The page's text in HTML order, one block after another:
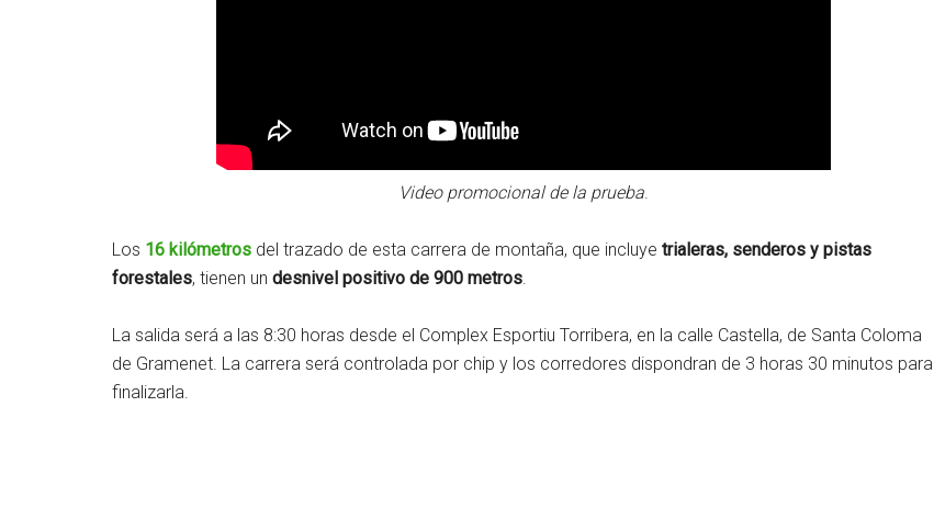
Video promocional de la prueba.
Los 16 kilómetros del trazado de esta carrera de montaña, que incluye trialeras, senderos y pistas
forestales, tienen un desnivel positivo de 900 metros.
La salida será a las 8:30 horas desde el Complex Esportiu Torribera, en la calle Castella, de Santa Coloma
de Gramenet. La carrera será controlada por chip y los corredores dispondran de 3 horas 30 minutos para
finalizarla.